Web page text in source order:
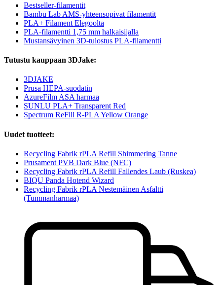
Bestseller-filamentit
Bambu Lab AMS-yhteensopivat filamentit
PLA+ Filament Elegoolta
PLA-filamentti 1,75 mm halkaisijalla
Mustansävyinen 3D-tulostus PLA-filamentti
Tutustu kauppaan 3DJake:
3DJAKE
Prusa HEPA-suodatin
AzureFilm ASA harmaa
SUNLU PLA+ Transparent Red
Spectrum ReFill R-PLA Yellow Orange
Uudet tuotteet:
Recycling Fabrik rPLA Refill Shimmering Tanne
Prusament PVB Dark Blue (NFC)
Recycling Fabrik rPLA Refill Fallendes Laub (Ruskea)
BIQU Panda Hotend Wizard
Recycling Fabrik rPLA Nestemäinen Asfaltti
(Tummanharmaa)